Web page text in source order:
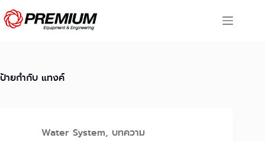
Skip
to
content
ป้ายกำกับ แทงค์
Water System, บทความ